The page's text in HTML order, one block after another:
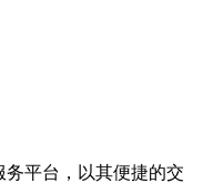
务平台，以其便捷的交